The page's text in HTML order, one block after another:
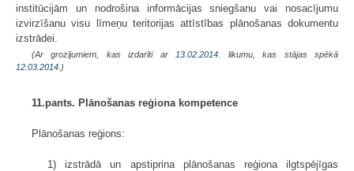
institūcijām un nodrošina informācijas sniegšanu vai nosacījumu
izvirzīšanu visu līmeņu teritorijas attīstības plānošanas dokumentu
izstrādei.
(Ar grozījumiem, kas izdarīti ar 13.02.2014 . likumu, kas stājas spēkā
12.03.2014. )
11.pants. Plānošanas reģiona kompetence
Plānošanas reģions:
1) izstrādā un apstiprina plānošanas reģiona ilgtspējīgas